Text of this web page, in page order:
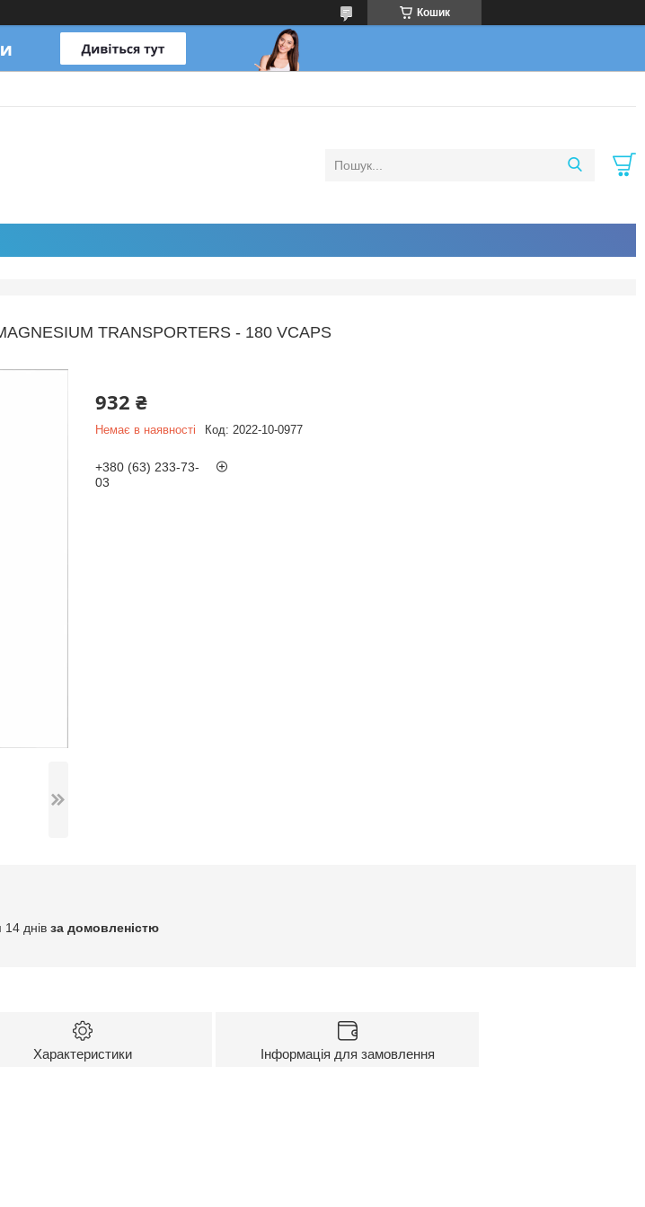
Кошик
TRANSPORTERS - 180 VCAPS
932 ₴
Немає в наявності Код: 2022-10-0977
+380 (63) 233-73-
03
днів за домовленістю
Характеристики Інформація для замовлення